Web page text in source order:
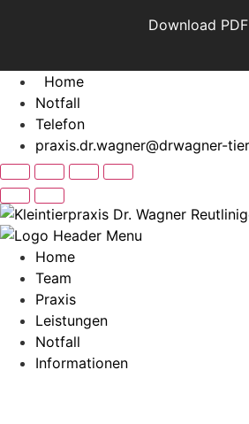
Download PDF
Home
Notfall
Telefon
praxis.dr.wagner@drwagner-
Home
Team
Praxis
Leistungen
Notfall
Informationen